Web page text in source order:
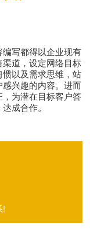
写都得以企业现有
道，设定网络目标
以及需求思维，站
兴趣的内容。进而
为潜在目标客户答
成合作。
!